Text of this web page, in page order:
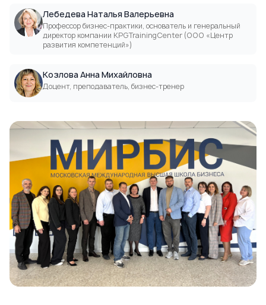
Лебедева Наталья Валерьевна
Профессор бизнес-практики, основатель и генеральный
директор компании KPGTrainingCenter (ООО «Центр
развития компетенций»)
Козлова Анна Михайловна
Доцент, преподаватель, бизнес-тренер